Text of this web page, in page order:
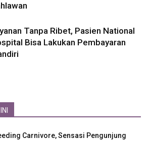
Tanpa Ribet, Pasien National
Bisa Lakukan Pembayaran
Carnivore, Sensasi Pengunjung